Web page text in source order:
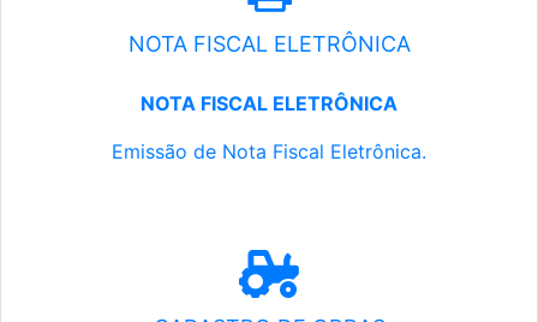
NOTA FISCAL ELETRÔNICA
NOTA FISCAL ELETRÔNICA
Emissão de Nota Fiscal Eletrônica.